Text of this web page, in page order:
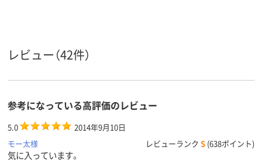
LDPE（ツルツルタイ
プ）
アスクル
スコア
レビュー（42件）
参考になっている高評価のレビュー
5.0
2014年9月10日
モー太様
レビューランク S (638ポイント)
気に入っています。